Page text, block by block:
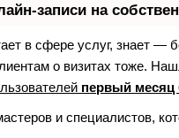
записи на
в сфере услуг, знает —
о визитах тоже.
первый месяц
и специалистов,